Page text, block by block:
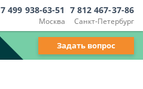
Москва
7 499 938-63-51
Санкт-Петербург
7 812 467-37-86
Задать вопрос